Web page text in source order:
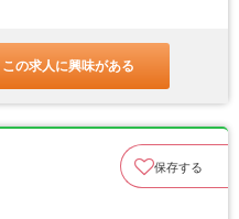
この求人に興味がある
保存する